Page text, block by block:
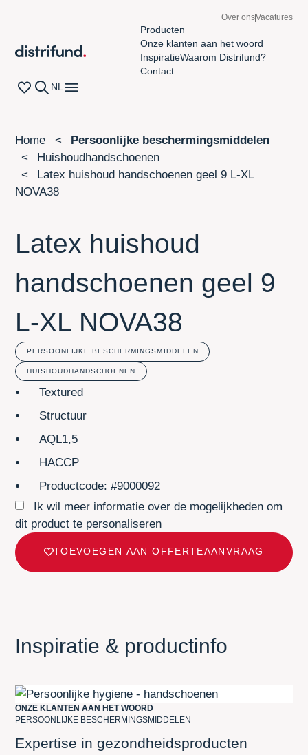
Distrifund homepage
Producten
Onze klanten aan het woord
InspiratieWaarom Distrifund?
Contact
Wishlist page
Zoeken
NL Open navigatiemenu
Over onsVacatures
Home
Persoonlijke beschermingsmiddelen
Huishoudhandschoenen
Latex huishoud handschoenen geel 9 L-XL
NOVA38
Latex huishoud
handschoenen geel 9
L-XL NOVA38
PERSOONLIJKE BESCHERMINGSMIDDELEN
HUISHOUDHANDSCHOENEN
Textured
Structuur
AQL1,5
HACCP
Productcode: #9000092
Ik wil meer informatie over de mogelijkheden om
dit product te personaliseren
TOEVOEGEN AAN OFFERTEAANVRAAG
Inspiratie & productinfo
Expertise in gezondheids­producten
ONZE KLANTEN AAN HET WOORD
PERSOONLIJKE BESCHERMINGSMIDDELEN